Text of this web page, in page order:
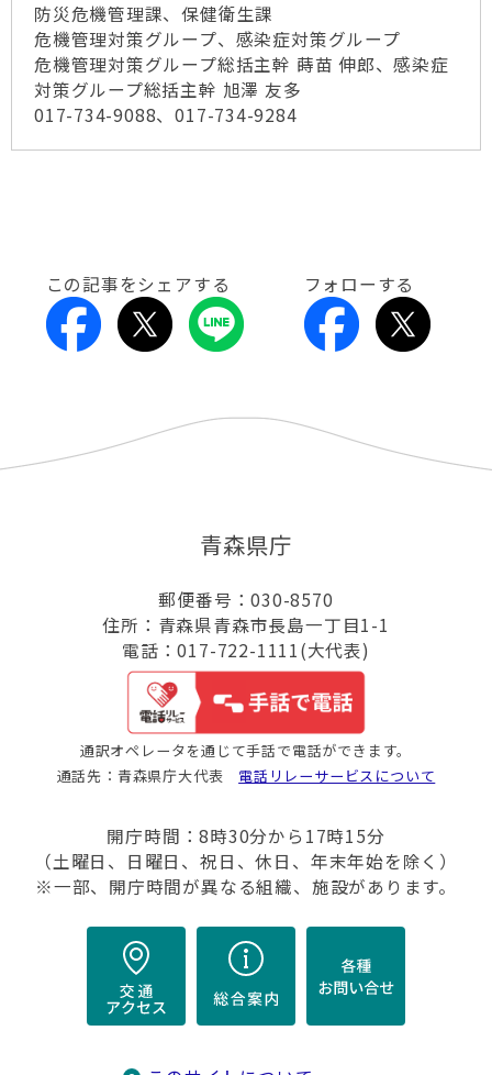
防災危機管理課、保健衛生課
危機管理対策グループ、感染症対策グループ
危機管理対策グループ総括主幹 蒔苗 伸郎、感染症
対策グループ総括主幹 旭澤 友多
017-734-9088、017-734-9284
この記事をシェアする フォローする
青森県庁
郵便番号：030-8570
住所：青森県青森市長島一丁目1-1
電話：017-722-1111(大代表)
通訳オペレータを通じて手話で電話ができます。
通話先：青森県庁大代表 電話リレーサービスについて
開庁時間：8時30分から17時15分
（土曜日、日曜日、祝日、休日、年末年始を除く）
※一部、開庁時間が異なる組織、施設があります。